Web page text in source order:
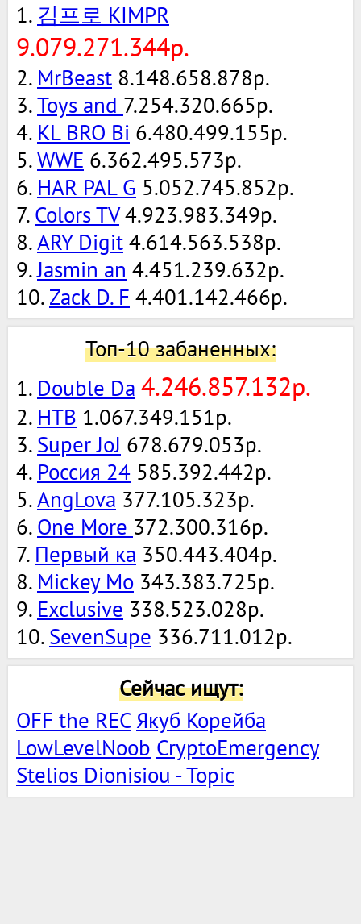
1. 김프로 KIMPR
9.079.271.344р.
2. MrBeast 8.148.658.878р.
3.Toys and 7.254.320.665р.
4. KL BRO Bi 6.480.499.155р.
5.WWE 6.362.495.573р.
6. HAR PAL G 5.052.745.852р.
7. Colors TV 4.923.983.349р.
8.ARY Digit 4.614.563.538р.
9.Jasmin an 4.451.239.632р.
10. Zack D. F 4.401.142.466р.
Топ-10 забаненных:
1. Double Da 4.246.857.132р.
2. НТВ 1.067.349.151р.
3. Super JoJ 678.679.053р.
4. Россия 24 585.392.442р.
5.AngLova 377.105.323р.
6. One More 372.300.316р.
7. Первый ка 350.443.404р.
8. Mickey Mo 343.383.725р.
9. Exclusive 338.523.028р.
10. SevenSupe 336.711.012р.
Сейчас ищут:
OFF the REC Якуб Корейба
LowLevelNoob СryptoEmergency
Stelios Dionisiou - Topic